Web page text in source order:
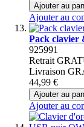
Ajouter au
Ajouter au
Pack clavier
925991
Retrait
Livraison
44,99 €
Ajouter au
Ajouter au